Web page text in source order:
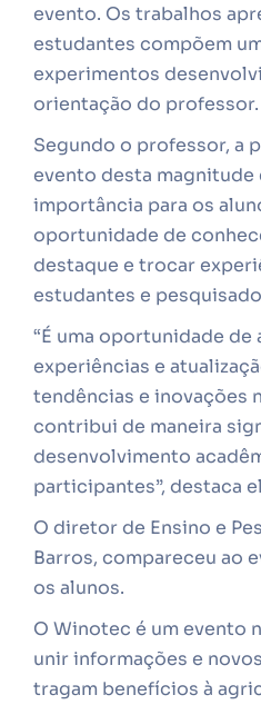
evento. Os trabalhos
estudantes compõem
experimentos
orientação do professor.
Segundo o professor, a
evento desta magnitude
importância para os
oportunidade de
destaque e trocar
estudantes e
“É uma oportunidade
experiências e
tendências e inovações
contribui de maneira
desenvolvimento
participantes”, destaca
O diretor de Ensino e
Barros, compareceu ao
os alunos.
O Winotec é um evento
unir informações e
tragam benefícios à